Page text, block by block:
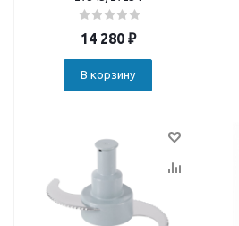
14 280₽
В корзину